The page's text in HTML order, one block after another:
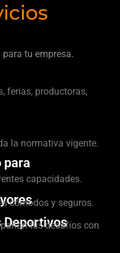
tu empresa.
ferias, productoras,
la normativa vigente.
para
capacidades.
cómodos y seguros.
Deportivos
tus desafíos con